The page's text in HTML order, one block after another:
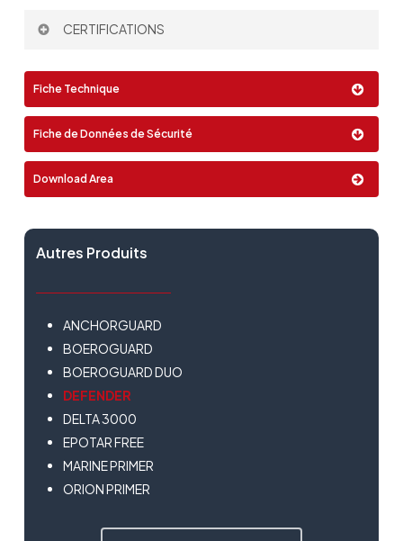
Pinceau
Spray
Airless
CERTIFICATIONS
Fiche Technique
Fiche de Données de Sécurité
Download Area
Autres Produits
ANCHORGUARD
BOEROGUARD
BOEROGUARD DUO
DEFENDER
DELTA 3000
EPOTAR FREE
MARINE PRIMER
ORION PRIMER